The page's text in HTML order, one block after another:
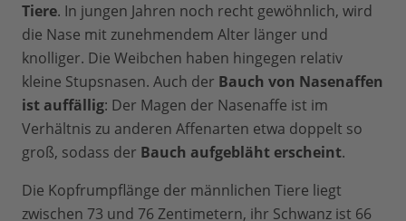
Tiere. In jungen Jahren noch recht gewöhnlich, wird
die Nase mit zunehmendem Alter länger und
knolliger. Die Weibchen haben hingegen relativ
kleine Stupsnasen. Auch der Bauch von Nasenaffen
ist auffällig: Der Magen der Nasenaffe ist im
Verhältnis zu anderen Affenarten etwa doppelt so
groß, sodass der Bauch aufgebläht erscheint.
Die Kopfrumpflänge der männlichen Tiere liegt
zwischen 73 und 76 Zentimetern, ihr Schwanz ist 66